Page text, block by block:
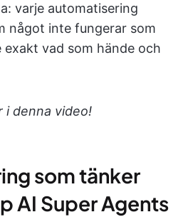
varje automatisering
något inte fungerar som
vad som hände och
i denna video!
som tänker
AI Super Agents